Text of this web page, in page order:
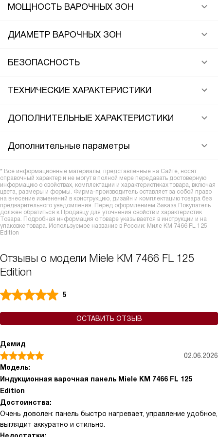
МОЩНОСТЬ ВАРОЧНЫХ ЗОН
ДИАМЕТР ВАРОЧНЫХ ЗОН
БЕЗОПАСНОСТЬ
ТЕХНИЧЕСКИЕ ХАРАКТЕРИСТИКИ
ДОПОЛНИТЕЛЬНЫЕ ХАРАКТЕРИСТИКИ
Дополнительные параметры
* Все информационные материалы, представленные на Сайте, носят
справочный характер и не могут в полной мере передавать достоверную
информацию о свойствах, комплектации и характеристиках товара, включая
цвета, размеры и формы. Фирма-производитель оставляет за собой право
на внесение изменений в конструкцию, дизайн и комплектацию товара без
предварительного уведомления. Перед оформлением Заказа Покупатель
должен обратиться к Продавцу для уточнения свойств и характеристик
Товара. Подробная информация о товаре указывается в инструкции и на
упаковке товара. Используемое название в России: Миле KM 7466 FL 125
Edition
Отзывы о модели Miele KM 7466 FL 125
Edition
5
ОСТАВИТЬ ОТЗЫВ
Демид
02.06.2026
Модель:
Индукционная варочная панель Miele KM 7466 FL 125
Edition
Достоинства:
Очень доволен: панель быстро нагревает, управление удобное,
выглядит аккуратно и стильно.